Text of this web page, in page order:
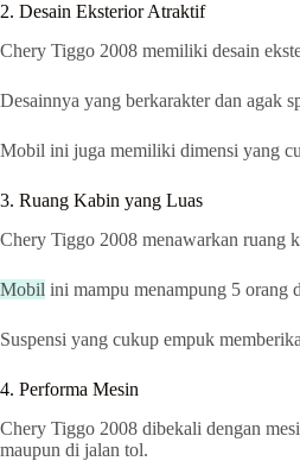
2. Desain Eksterior Atraktif
Chery Tiggo 2008 memiliki desain
Desainnya yang berkarakter dan agak
Mobil ini juga memiliki dimensi yang
3. Ruang Kabin yang Luas
Chery Tiggo 2008 menawarkan ruang
Mobil ini mampu menampung 5 orang
Suspensi yang cukup empuk
4. Performa Mesin
Chery Tiggo 2008 dibekali dengan
maupun di jalan tol.